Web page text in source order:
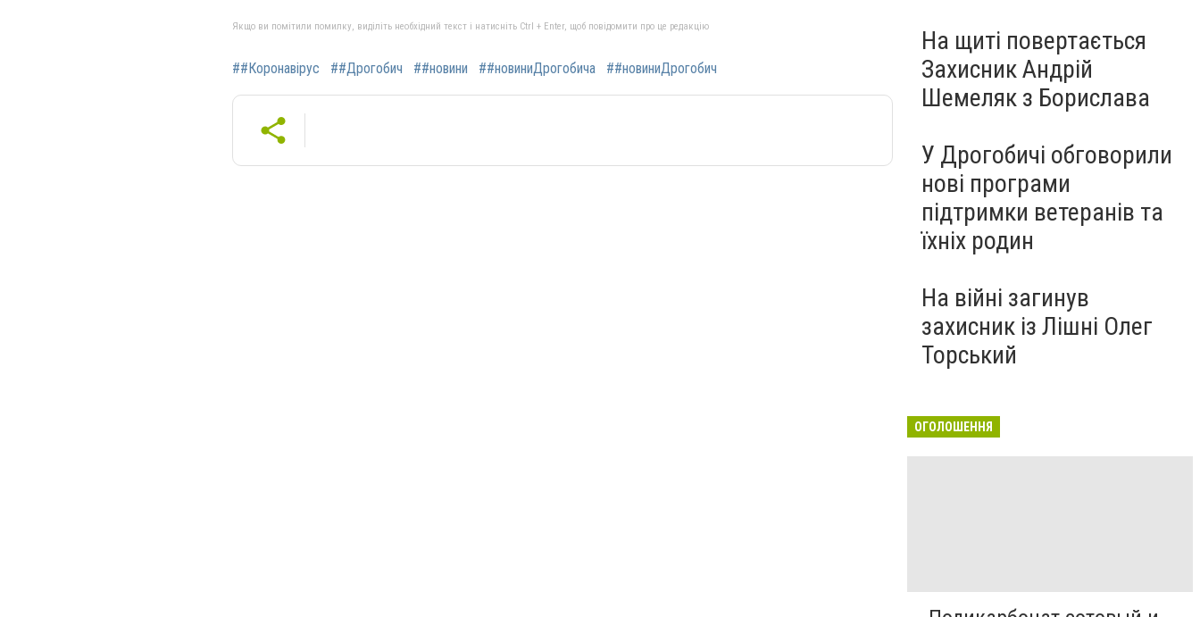
Якщо ви помітили помилку, виділіть необхідний текст і натисніть Ctrl + Enter, щоб повідомити про це редакцію
##Коронавірус ##Дрогобич ##новини ##новиниДрогобича ##новиниДрогобич
На щиті повертається
Захисник Андрій
Шемеляк з Борислава
У Дрогобичі обговорили
нові програми
підтримки ветеранів та
їхніх родин
На війні загинув
захисник із Лішні Олег
Торський
ОГОЛОШЕННЯ